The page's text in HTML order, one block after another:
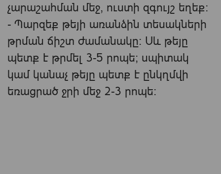
չարաշահման մեջ, ուստի զգույշ եղեք:
- Պարզեք թեյի առանձին տեսակների
թրման ճիշտ ժամանակը: Սև թեյը
պետք է թրմել 3-5 րոպե; սպիտակ
կամ կանաչ թեյը պետք է ընկղմվի
եռացրած ջրի մեջ 2-3 րոպե: